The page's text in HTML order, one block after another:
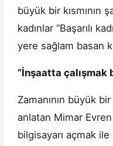
büyük bir kısmının
kadınlar “Başarılı
yere sağlam basan
“İnşaatta
Zamanının büyük
anlatan Mimar
bilgisayarı açmak